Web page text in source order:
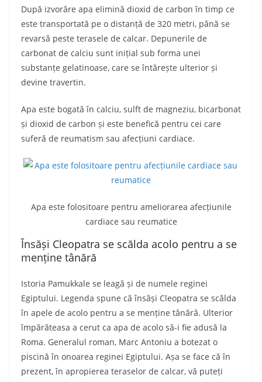
După izvorâre apa elimină dioxid de carbon în timp ce
este transportată pe o distanță de 320 metri, până se
revarsă peste terasele de calcar. Depunerile de
carbonat de calciu sunt inițial sub forma unei
substanțe gelatinoase, care se întărește ulterior și
devine travertin.
Apa este bogată în calciu, sulft de magneziu, bicarbonat
și dioxid de carbon și este benefică pentru cei care
suferă de reumatism sau afecțiuni cardiace.
Apa este folositoare pentru ameliorarea afecțiunile
cardiace sau reumatice
Însăși Cleopatra se scălda acolo pentru a se
menține tânără
Istoria Pamukkale se leagă și de numele reginei
Egiptului. Legenda spune că însăși Cleopatra se scălda
în apele de acolo pentru a se menține tânără. Ulterior
împărăteasa a cerut ca apa de acolo să-i fie adusă la
Roma. Generalul roman, Marc Antoniu a botezat o
piscină în onoarea reginei Egiptului. Așa se face că în
prezent, în apropierea teraselor de calcar, vă puteți